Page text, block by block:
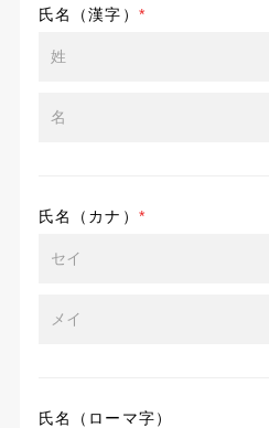
氏名（漢字） *
氏名（カナ） *
氏名（ローマ字）